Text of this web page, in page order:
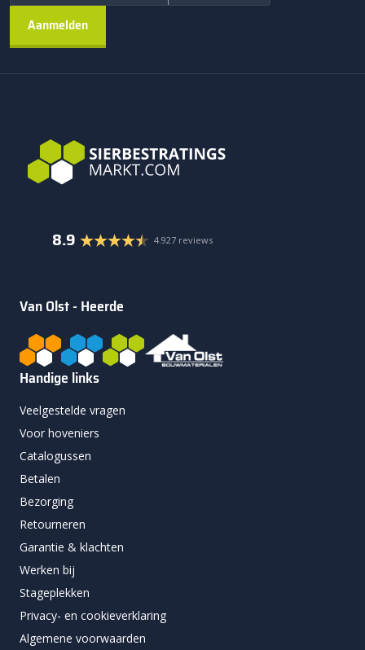
8.9 4.927 reviews
Van Olst - Heerde
Handige links
Veelgestelde vragen
Voor hoveniers
Catalogussen
Betalen
Bezorging
Retourneren
Garantie & klachten
Werken bij
Stageplekken
Privacy- en cookieverklaring
Algemene voorwaarden